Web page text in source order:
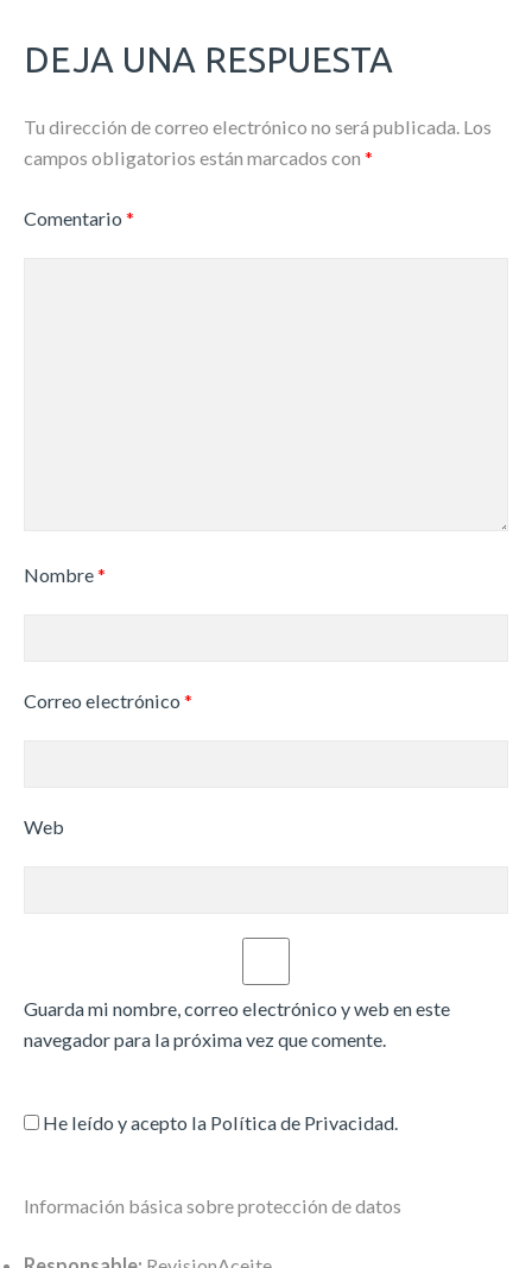
DEJA UNA RESPUESTA
Tu dirección de correo electrónico no será publicada. Los
campos obligatorios están marcados con *
Comentario *
Nombre*
Correo electrónico *
Web
Guarda mi nombre, correo electrónico y web en este
navegador para la próxima vez que comente.
He leído y acepto la Política de Privacidad.
Información básica sobre protección de datos